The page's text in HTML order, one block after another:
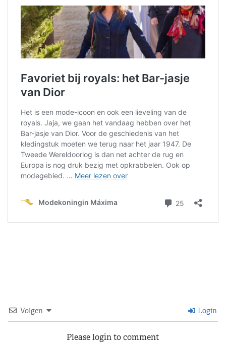
Volgen Login
Please login to comment